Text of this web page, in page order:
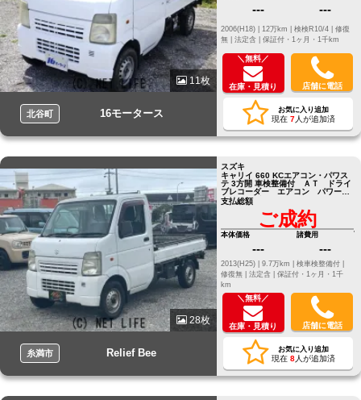
11枚
北谷町 16モータース
--- ---
修復
無 | 法定含 | 保証付・1ヶ月・1千km
＼無料／
在庫・見積り 店舗に電話
お気に入り追加
現在 7人が追加済
28枚
糸満市 Relief Bee
スズキ
キャリイ 660 KCエアコン・パワス
テ 3方開 車検整備付 ＡＴ ドライ
ブレコーダー エアコン パワース
テアリング ラジオ ＡＭ ＦＭ
バッテリー
支払総額
ご成約
本体価格
---
諸費用
---
2013(H25) | 9.7万km |
検車検整備付 |
修復無 | 法定含 | 保証付・1ヶ月・1千
km
＼無料／
在庫・見積り 店舗に電話
お気に入り追加
現在 8人が追加済